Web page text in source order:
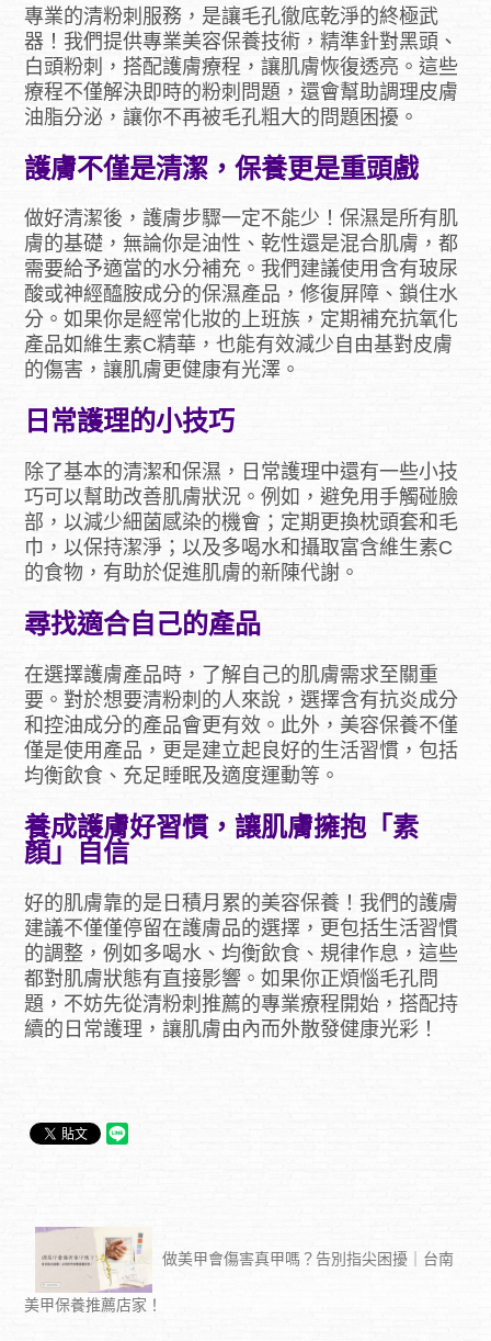
專業的清粉刺服務，是讓毛孔徹底乾淨的終極武
器！我們提供專業美容保養技術，精準針對黑頭、
白頭粉刺，搭配護膚療程，讓肌膚恢復透亮。這些
療程不僅解決即時的粉刺問題，還會幫助調理皮膚
油脂分泌，讓你不再被毛孔粗大的問題困擾。
護膚不僅是清潔，保養更是重頭戲
做好清潔後，護膚步驟一定不能少！保濕是所有肌
膚的基礎，無論你是油性、乾性還是混合肌膚，都
需要給予適當的水分補充。我們建議使用含有玻尿
酸或神經醯胺成分的保濕產品，修復屏障、鎖住水
分。如果你是經常化妝的上班族，定期補充抗氧化
產品如維生素C精華，也能有效減少自由基對皮膚
的傷害，讓肌膚更健康有光澤。
日常護理的小技巧
除了基本的清潔和保濕，日常護理中還有一些小技
巧可以幫助改善肌膚狀況。例如，避免用手觸碰臉
部，以減少細菌感染的機會；定期更換枕頭套和毛
巾，以保持潔淨；以及多喝水和攝取富含維生素C
的食物，有助於促進肌膚的新陳代謝。
尋找適合自己的產品
在選擇護膚產品時，了解自己的肌膚需求至關重
要。對於想要清粉刺的人來說，選擇含有抗炎成分
和控油成分的產品會更有效。此外，美容保養不僅
僅是使用產品，更是建立起良好的生活習慣，包括
均衡飲食、充足睡眠及適度運動等。
養成護膚好習慣，讓肌膚擁抱「素
顏」自信
好的肌膚靠的是日積月累的美容保養！我們的護膚
建議不僅僅停留在護膚品的選擇，更包括生活習慣
的調整，例如多喝水、均衡飲食、規律作息，這些
都對肌膚狀態有直接影響。如果你正煩惱毛孔問
題，不妨先從清粉刺推薦的專業療程開始，搭配持
續的日常護理，讓肌膚由內而外散發健康光彩！
做美甲會傷害真甲嗎？告別指尖困擾｜台南
美甲保養推薦店家！